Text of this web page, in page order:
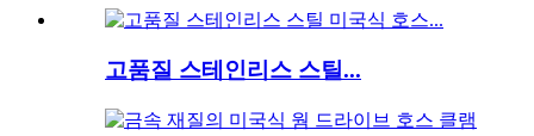
고품질 스테인리스 스틸...